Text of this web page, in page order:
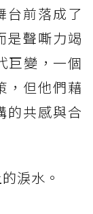
台前落成了
是聲嘶力竭
巨變，一個
，但他們藉
的共感與合
淚水。